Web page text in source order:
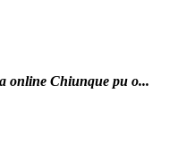
online Chiunque pu o...